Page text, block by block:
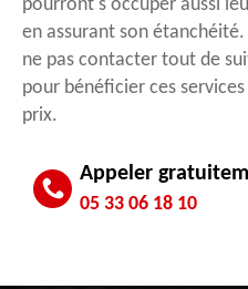
pourront s'occuper aussi
en assurant son
ne pas contacter tout de
pour bénéficier ces
prix.
Appeler
05 33 06 18 10